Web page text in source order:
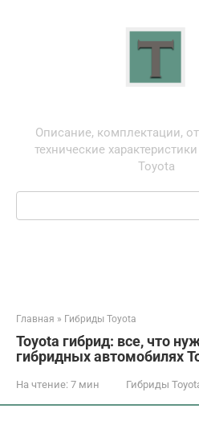
Описание, комплектации,
технические
Toyota
Поиск:
Главная » Гибриды Toyota
Toyota гибрид: все, что
гибридных автомобилях
На чтение: 7 мин Гибриды